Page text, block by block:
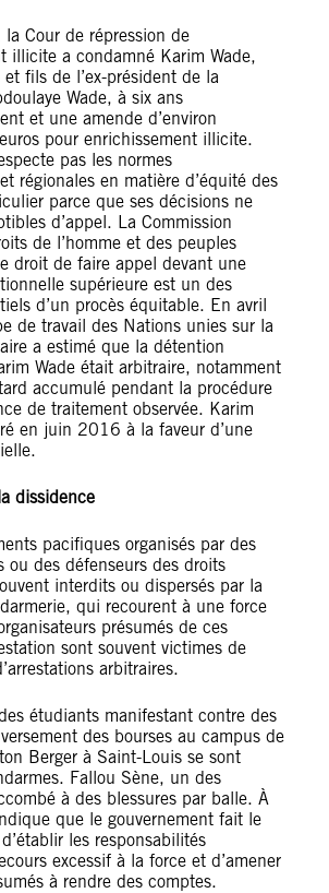
Cour de répression de
illicite a condamné Karim Wade,
fils de l’ex-président de la
Wade, à six ans
et une amende d’environ
pour enrichissement illicite.
pas les normes
régionales en matière d’équité des
parce que ses décisions ne
d’appel. La Commission
de l’homme et des peuples
droit de faire appel devant une
supérieure est un des
d’un procès équitable. En avril
de travail des Nations unies sur la
a estimé que la détention
Wade était arbitraire, notamment
accumulé pendant la procédure
de traitement observée. Karim
en juin 2016 à la faveur d’une
dissidence
pacifiques organisés par des
ou des défenseurs des droits
interdits ou dispersés par la
qui recourent à une force
présumés de ces
sont souvent victimes de
arbitraires.
étudiants manifestant contre des
des bourses au campus de
Berger à Saint-Louis se sont
Fallou Sène, un des
à des blessures par balle. À
que le gouvernement fait le
les responsabilités
excessif à la force et d’amener
à rendre des comptes.